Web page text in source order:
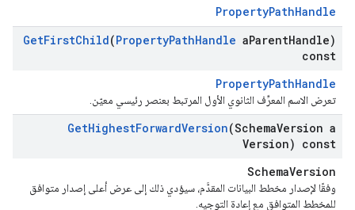
PropertyPathHandle
GetFirstChild(PropertyPathHandle aParentHandle)
const
PropertyPathHandle
تعرض الاسم المعرِّف الثانوي الأول المرتبط بعنصر رئيسي معيّن.
GetHighestForwardVersion(SchemaVersion a
Version) const
SchemaVersion
وفقًا لإصدار مخطط البيانات المقدَّم، سيؤدي ذلك إلى عرض أعلى إصدار متوافق
للمخطط المتوافق مع إعادة التوجيه.